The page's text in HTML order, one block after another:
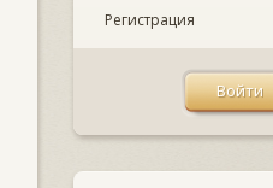
Регистрация